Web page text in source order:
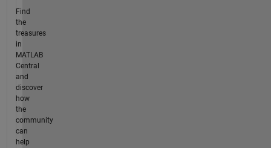
Find
the
treasures
in
MATLAB
Central
and
discover
how
the
community
can
help